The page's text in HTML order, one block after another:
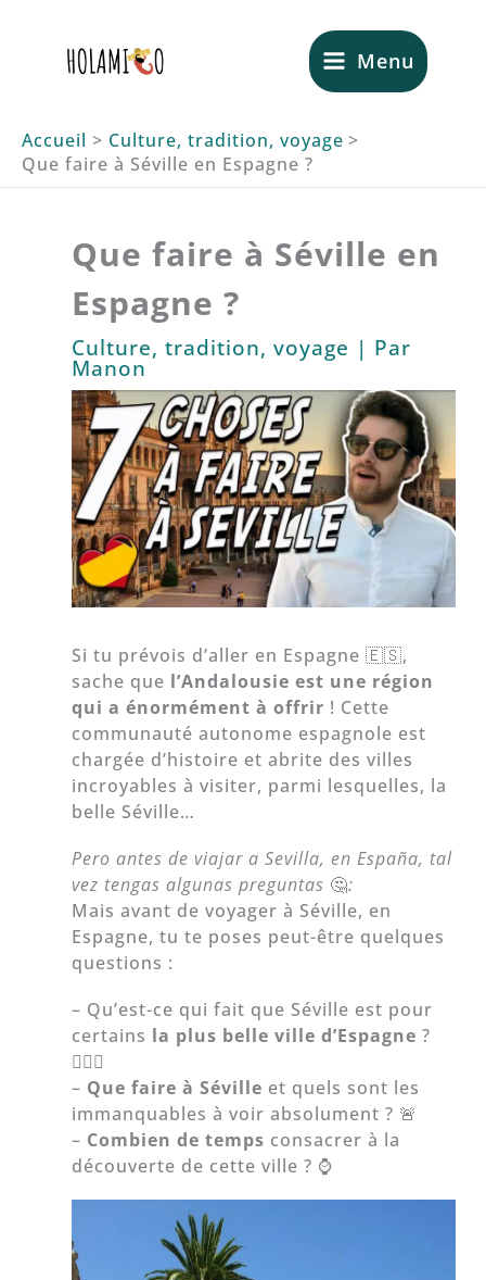
Menu
Accueil
Culture, tradition, voyage
Que faire à Séville en Espagne ?
Que faire à Séville en
Espagne ?
Culture, tradition, voyage | Par
Manon
Si tu prévois d’aller en Espagne 🇪🇸,
sache que l’Andalousie est une région
qui a énormément à offrir ! Cette
communauté autonome espagnole est
chargée d’histoire et abrite des villes
incroyables à visiter, parmi lesquelles, la
belle Séville…
Pero antes de viajar a Sevilla, en España, tal
vez tengas algunas preguntas 🤔:
Mais avant de voyager à Séville, en
Espagne, tu te poses peut-être quelques
questions :
– Qu’est-ce qui fait que Séville est pour
certains la plus belle ville d’Espagne ?
🤷🏻‍♀️
– Que faire à Séville et quels sont les
immanquables à voir absolument ? 🚨
– Combien de temps consacrer à la
découverte de cette ville ? ⌚